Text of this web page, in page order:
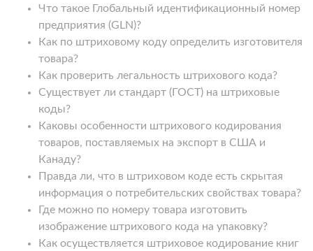
Что такое Глобальный идентификационный номер
предприятия (GLN)?
Как по штриховому коду определить изготовителя
товара?
Как проверить легальность штрихового кода?
Существует ли стандарт (ГОСТ) на штриховые
коды?
Каковы особенности штрихового кодирования
товаров, поставляемых на экспорт в США и
Канаду?
Правда ли, что в штриховом коде есть скрытая
информация о потребительских свойствах товара?
Где можно по номеру товара изготовить
изображение штрихового кода на упаковку?
Как осуществляется штриховое кодирование книг